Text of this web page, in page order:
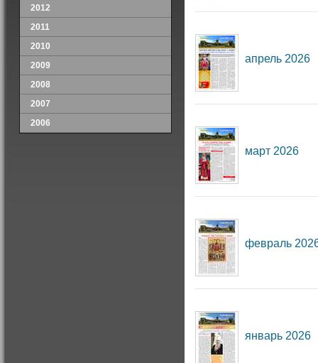
2012
2011
2010
2009
2008
2007
2006
апрель 2026
март 2026
февраль
январь 2026